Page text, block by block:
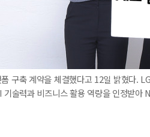
구축 계약을 체결했다고 12일 밝혔다.
력과 비즈니스 활용 역량을 인정받아